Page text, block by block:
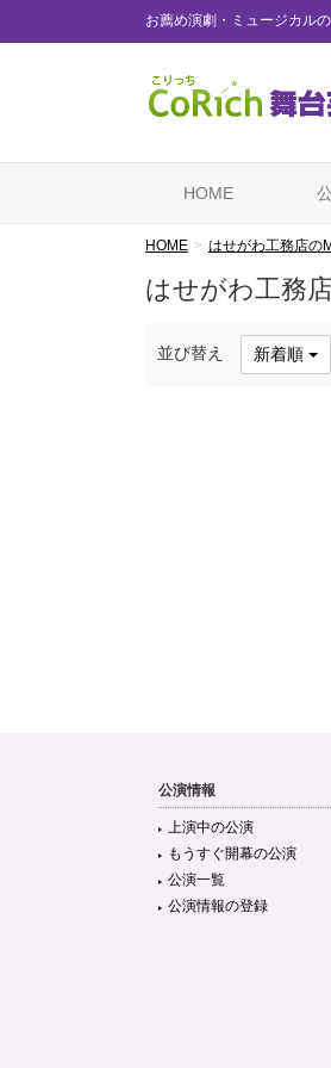
お薦め演劇・ミュージカル
HOME
HOME はせがわ工務店の
はせがわ工務
並び替え 新着順
公演情報
上演中の公演
もうすぐ開幕の公演
公演一覧
公演情報の登録